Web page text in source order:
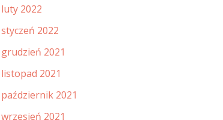
luty 2022
styczeń 2022
grudzień 2021
listopad 2021
październik 2021
wrzesień 2021